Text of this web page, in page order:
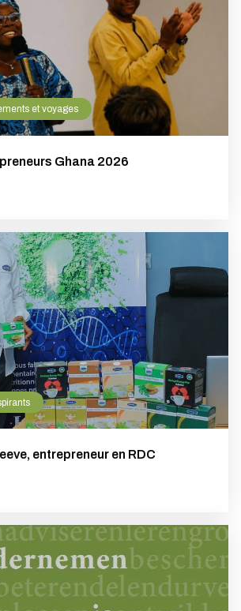
et voyages
Ghana 2026
entrepreneur en RDC